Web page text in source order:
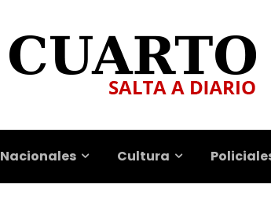
Nacionales Cultura